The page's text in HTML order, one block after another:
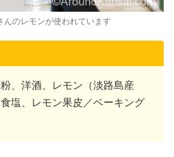
んのレモンが使われています
、洋酒、レモン（淡路島産
塩、レモン果皮／ベーキング